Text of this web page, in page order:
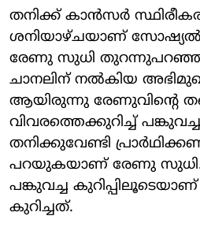
തനിക്ക് കാൻസർ
ശനിയാഴ്ചയാണ് സോഷ്യൽ
രേണു സുധി
ചാനലിന് നല്‍കിയ
ആയിരുന്നു രേണുവിന്‍റെ
വിവരത്തെക്കുറിച്ച്
തനിക്കുവേണ്ടി
പറയുകയാണ് രേണു സുധി.
പങ്കുവച്ച
കുറിച്ചത്.